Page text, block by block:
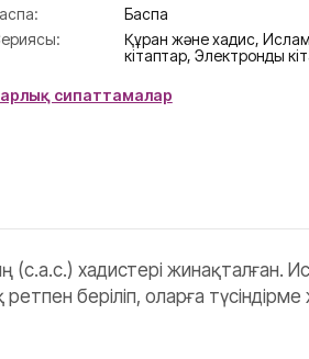
Баспа
Құран және хадис,
кітаптар, Электронды
сипаттамалар
(с.а.с.) хадистері
беріліп, оларға